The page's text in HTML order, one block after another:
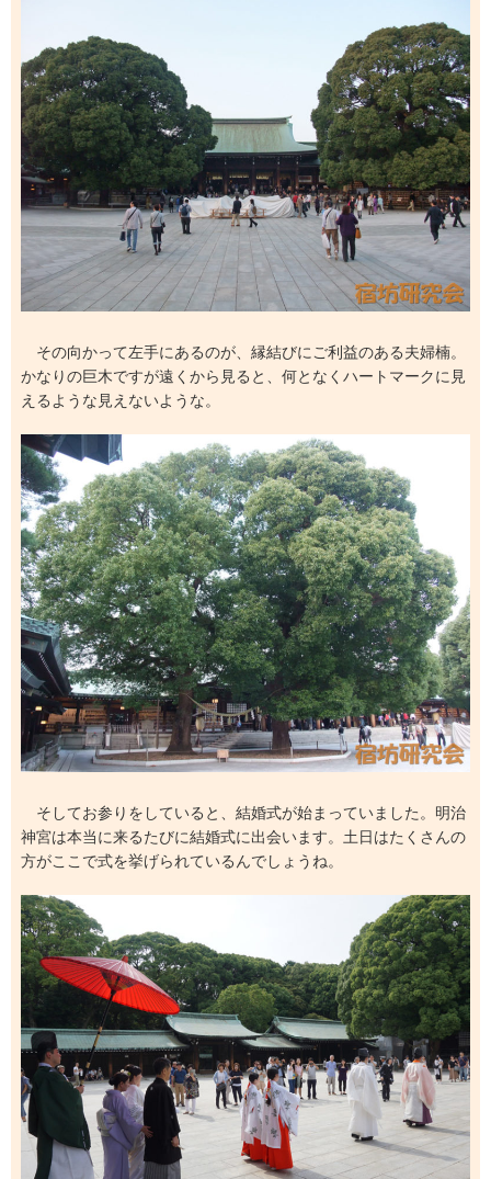
その向かって左手にあるのが、縁結びにご利益のある夫婦楠。
かなりの巨木ですが遠くから見ると、何となくハートマークに見
えるような見えないような。
そしてお参りをしていると、結婚式が始まっていました。明治
神宮は本当に来るたびに結婚式に出会います。土日はたくさんの
方がここで式を挙げられているんでしょうね。